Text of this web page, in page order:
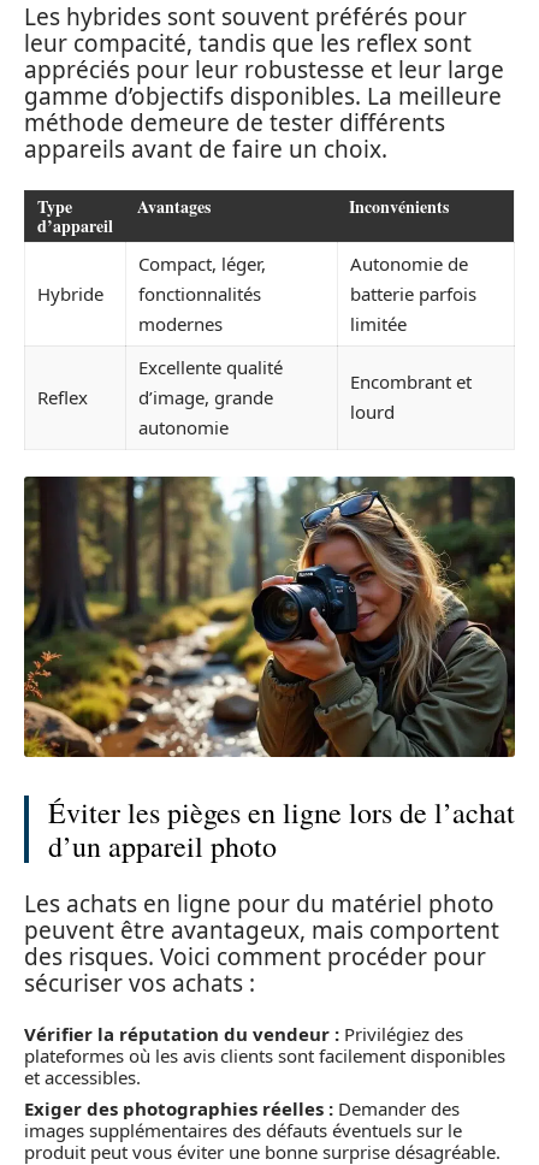
Les hybrides sont souvent préférés pour
leur compacité, tandis que les reflex sont
appréciés pour leur robustesse et leur large
gamme d’objectifs disponibles. La meilleure
méthode demeure de tester différents
appareils avant de faire un choix.
Type
d’appareil
Avantages Inconvénients
Hybride
Compact, léger,
fonctionnalités
modernes
Autonomie de
batterie parfois
limitée
Reflex
Excellente qualité
d’image, grande
autonomie
Encombrant et
lourd
Éviter les pièges en ligne lors de l’achat
d’un appareil photo
Les achats en ligne pour du matériel photo
peuvent être avantageux, mais comportent
des risques. Voici comment procéder pour
sécuriser vos achats :
Vérifier la réputation du vendeur : Privilégiez des
plateformes où les avis clients sont facilement disponibles
et accessibles.
Exiger des photographies réelles : Demander des
images supplémentaires des défauts éventuels sur le
produit peut vous éviter une bonne surprise désagréable.